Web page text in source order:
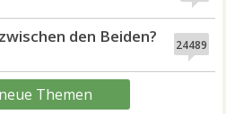
24489
den Beiden?
Themen